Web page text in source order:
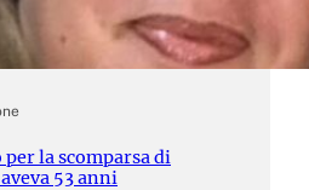
la scomparsa di
53 anni